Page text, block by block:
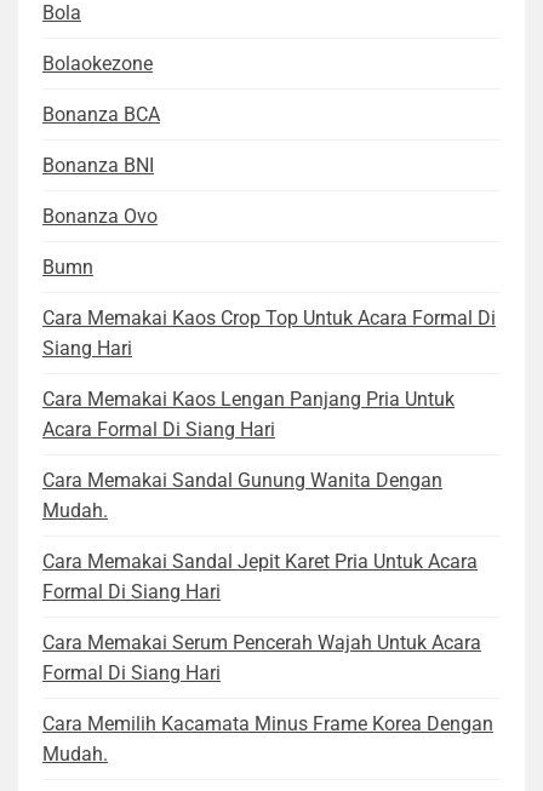
Bola
Bolaokezone
Bonanza BCA
Bonanza BNI
Bonanza Ovo
Bumn
Cara Memakai Kaos Crop Top Untuk Acara Formal Di
Siang Hari
Cara Memakai Kaos Lengan Panjang Pria Untuk
Acara Formal Di Siang Hari
Cara Memakai Sandal Gunung Wanita Dengan
Mudah.
Cara Memakai Sandal Jepit Karet Pria Untuk Acara
Formal Di Siang Hari
Cara Memakai Serum Pencerah Wajah Untuk Acara
Formal Di Siang Hari
Cara Memilih Kacamata Minus Frame Korea Dengan
Mudah.